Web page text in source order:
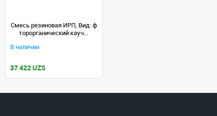
Смесь резиновая ИРП, Вид: ф
торорганический кауч...
В наличии
37 422 UZS